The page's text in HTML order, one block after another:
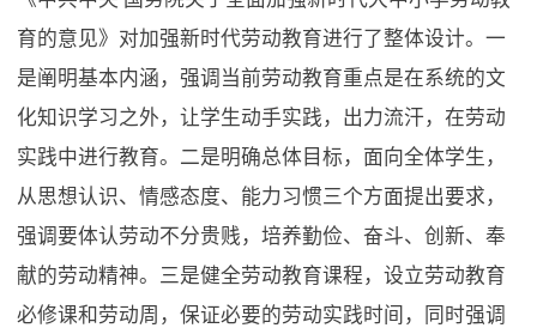
育的意见》对加强新时代劳动教育进行了整体设计。一
是阐明基本内涵，强调当前劳动教育重点是在系统的文
化知识学习之外，让学生动手实践，出力流汗，在劳动
实践中进行教育。二是明确总体目标，面向全体学生，
从思想认识、情感态度、能力习惯三个方面提出要求，
强调要体认劳动不分贵贱，培养勤俭、奋斗、创新、奉
献的劳动精神。三是健全劳动教育课程，设立劳动教育
必修课和劳动周，保证必要的劳动实践时间，同时强调